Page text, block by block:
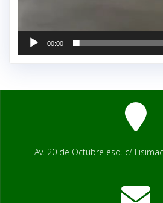
00:00
Av. 20 de Octubre esq. c/